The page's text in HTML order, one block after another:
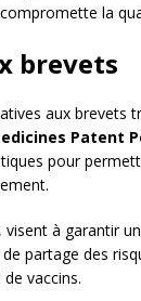
la
brevets
aux
Patent
pour
, visent à garantir
partage des
vaccins.